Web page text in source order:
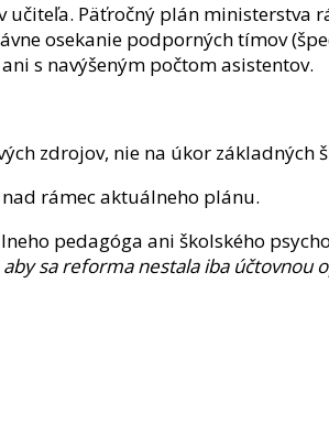
Päťročný plán ministerstva
osekanie podporných tímov
s navýšeným počtom asistentov.
zdrojov, nie na úkor základných
rámec aktuálneho plánu.
pedagóga ani školského
sa reforma nestala iba účtovnou